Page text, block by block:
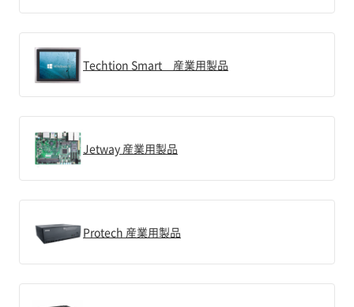
Techtion Smart 産業用製品
Jetway 産業用製品
Protech 産業用製品